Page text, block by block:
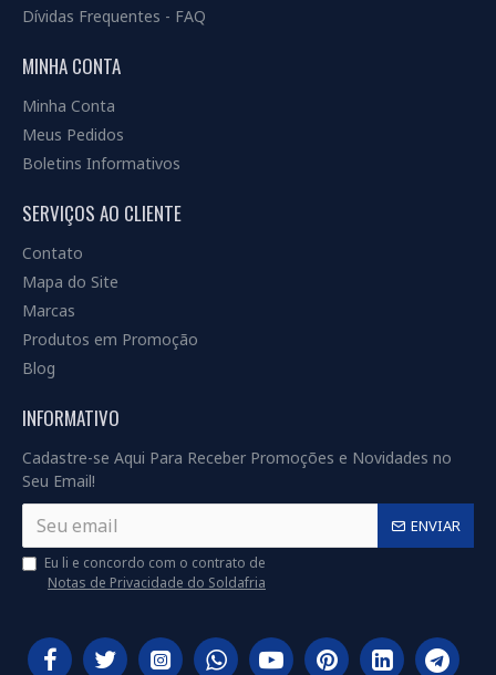
Dívidas Frequentes - FAQ
MINHA CONTA
Minha Conta
Meus Pedidos
Boletins Informativos
SERVIÇOS AO CLIENTE
Contato
Mapa do Site
Marcas
Produtos em Promoção
Blog
INFORMATIVO
Cadastre-se Aqui Para Receber Promoções e Novidades no
Seu Email!
ENVIAR
Eu li e concordo com o contrato de
Notas de Privacidade do Soldafria